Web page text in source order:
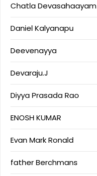
Chatla Devasahaayam
Daniel Kalyanapu
Deevenayya
Devaraju.J
Diyya Prasada Rao
ENOSH KUMAR
Evan Mark Ronald
father Berchmans